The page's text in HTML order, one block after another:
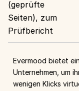
Evermood bietet
Unternehmen, um
wenigen Klicks